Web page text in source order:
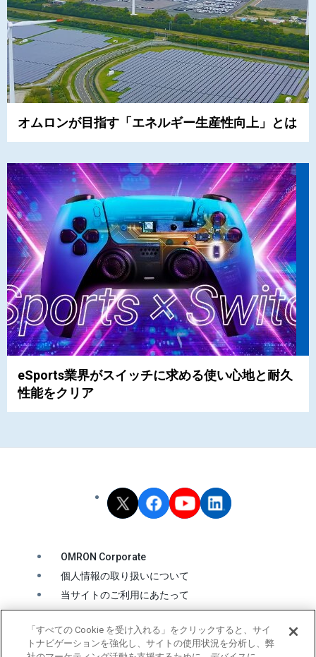
オムロンが目指す「エネルギー生産性向上」とは
eSports業界がスイッチに求める使い心地と耐久
性能をクリア
OMRON Corporate
個人情報の取り扱いについて
当サイトのご利用にあたって
クッキーの利用について
ソーシャルメディア公式アカウント運用ポリシー
ウェブアクセシビリティ方針
「すべての Cookie を受け入れる」をクリックすると、サイ
トナビゲーションを強化し、サイトの使用状況を分析し、弊